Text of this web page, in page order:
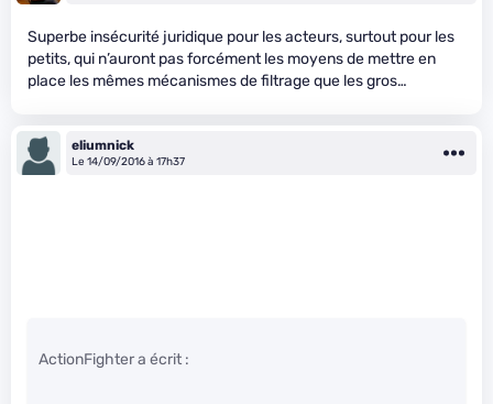
Superbe insécurité juridique pour les acteurs, surtout pour les
petits, qui n’auront pas forcément les moyens de mettre en
place les mêmes mécanismes de filtrage que les gros…
eliumnick
Le 14/09/2016 à 17h37
ActionFighter a écrit :